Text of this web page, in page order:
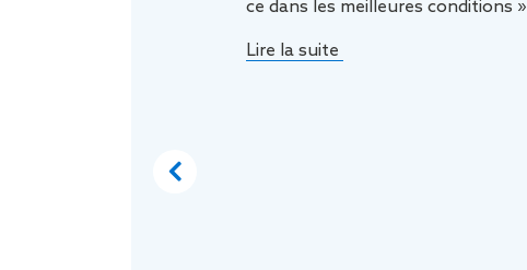
Previous
ce dans les meilleures conditions »
Lire la suite